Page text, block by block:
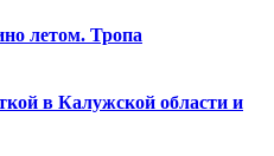
летом. Тропа
в Калужской области и